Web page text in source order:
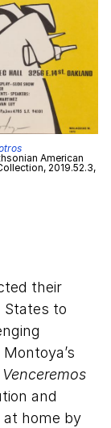
American
2019.52.3,
their
to
and
home by